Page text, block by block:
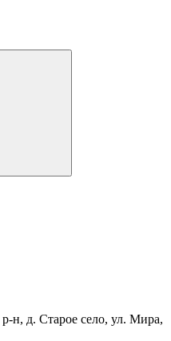
н, д. Старое село, ул. Мира,